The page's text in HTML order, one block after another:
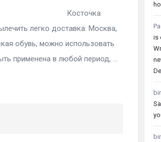
Косточка
легко доставка: Москва,
обувь, можно использовать
применена в любой период, ...
is